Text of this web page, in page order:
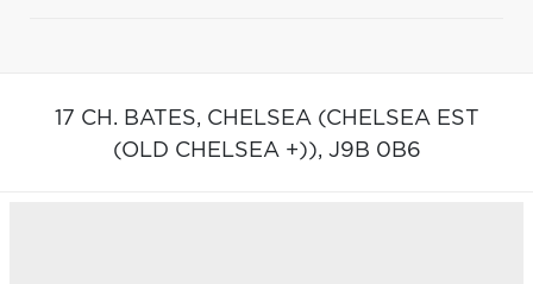
17 CH. BATES, CHELSEA (CHELSEA EST
(OLD CHELSEA +)), J9B 0B6